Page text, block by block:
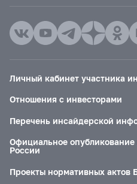
Личный кабинет участника
Отношения с инвесторами
Перечень инсайдерской
Официальное
России
Проекты нормативных актов